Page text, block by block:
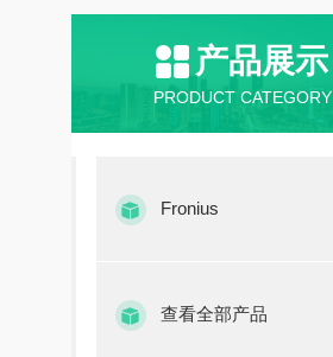
产品展示
PRODUCT CATEGORY
Fronius
查看全部产品